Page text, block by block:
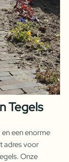
Tegels
een enorme
adres voor
Onze